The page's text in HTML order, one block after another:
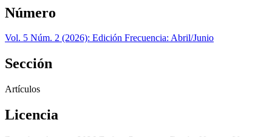
Número
Vol. 5 Núm. 2 (2026): Edición Frecuencia: Abril/Junio
Sección
Artículos
Licencia